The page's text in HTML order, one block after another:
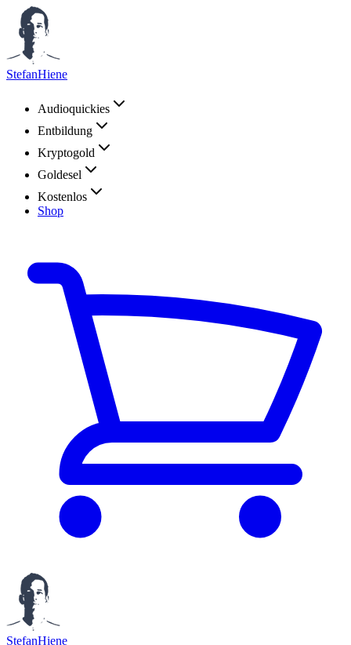
StefanHiene
Audioquickies
Entbildung
Kryptogold
Goldesel
Kostenlos
Shop
StefanHiene